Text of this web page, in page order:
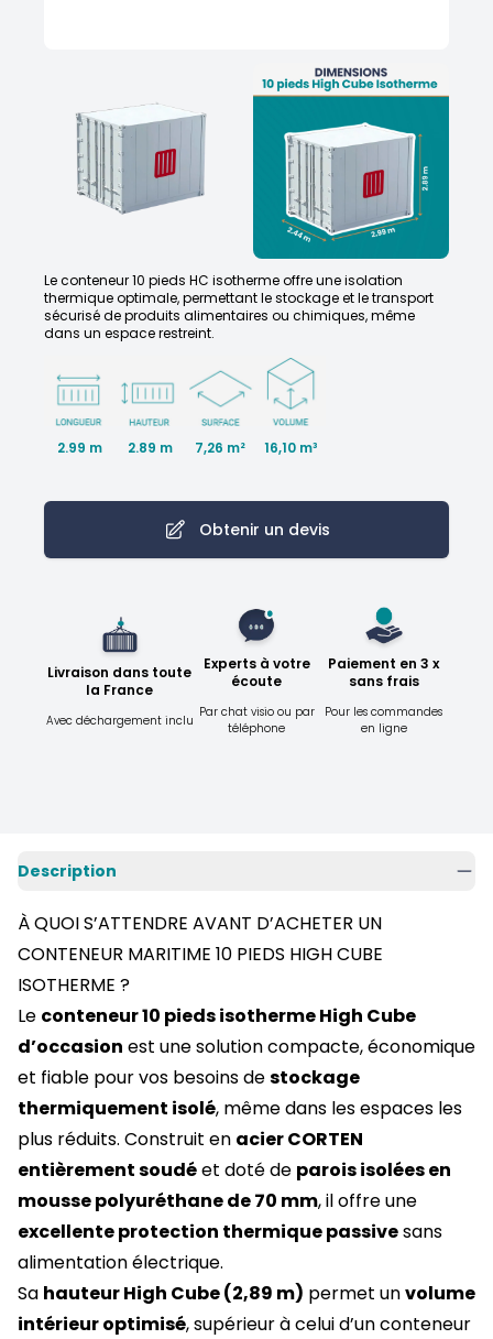
Le conteneur 10 pieds HC isotherme offre une isolation
thermique optimale, permettant le stockage et le transport
sécurisé de produits alimentaires ou chimiques, même
dans un espace restreint.
2.99 m 2.89 m 7,26 m² 16,10 m³
Obtenir un devis
Livraison dans toute
la France
Avec déchargement inclu
Experts à votre
écoute
Par chat visio ou par
téléphone
Paiement en 3 x
sans frais
Pour les commandes
en ligne
Description
À QUOI S’ATTENDRE AVANT D’ACHETER UN
CONTENEUR MARITIME 10 PIEDS HIGH CUBE
ISOTHERME ?
Le conteneur 10 pieds isotherme High Cube
d’occasion est une solution compacte, économique
et fiable pour vos besoins destockage
thermiquement isolé, même dans les espaces les
plus réduits. Construit en acier CORTEN
entièrement soudéet doté de parois isolées en
mousse polyuréthane de 70 mm, il offre une
excellente protection thermique passivesans
alimentation électrique.
Sa hauteur High Cube (2,89 m) permet unvolume
intérieur optimisé, supérieur à celui d’un conteneur